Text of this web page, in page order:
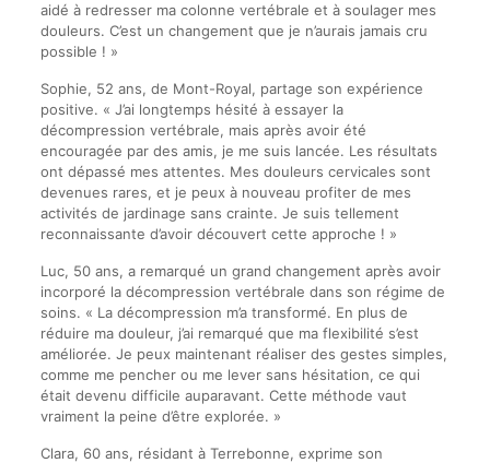
aidé à redresser ma colonne vertébrale et à soulager mes
douleurs. C’est un changement que je n’aurais jamais cru
possible ! »
Sophie, 52 ans, de Mont-Royal, partage son expérience
positive. « J’ai longtemps hésité à essayer la
décompression vertébrale, mais après avoir été
encouragée par des amis, je me suis lancée. Les résultats
ont dépassé mes attentes. Mes douleurs cervicales sont
devenues rares, et je peux à nouveau profiter de mes
activités de jardinage sans crainte. Je suis tellement
reconnaissante d’avoir découvert cette approche ! »
Luc, 50 ans, a remarqué un grand changement après avoir
incorporé la décompression vertébrale dans son régime de
soins. « La décompression m’a transformé. En plus de
réduire ma douleur, j’ai remarqué que ma flexibilité s’est
améliorée. Je peux maintenant réaliser des gestes simples,
comme me pencher ou me lever sans hésitation, ce qui
était devenu difficile auparavant. Cette méthode vaut
vraiment la peine d’être explorée. »
Clara, 60 ans, résidant à Terrebonne, exprime son